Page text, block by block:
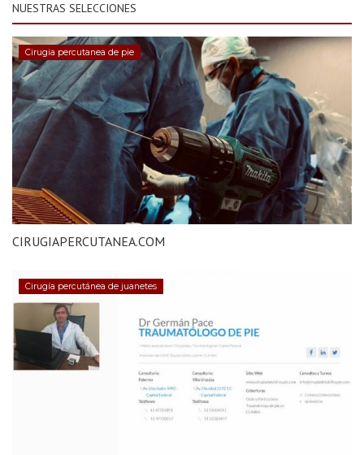
NUESTRAS SELECCIONES
Cirugia percutanea de pie
CIRUGIAPERCUTANEA.COM
Cirugía percutánea de juanetes